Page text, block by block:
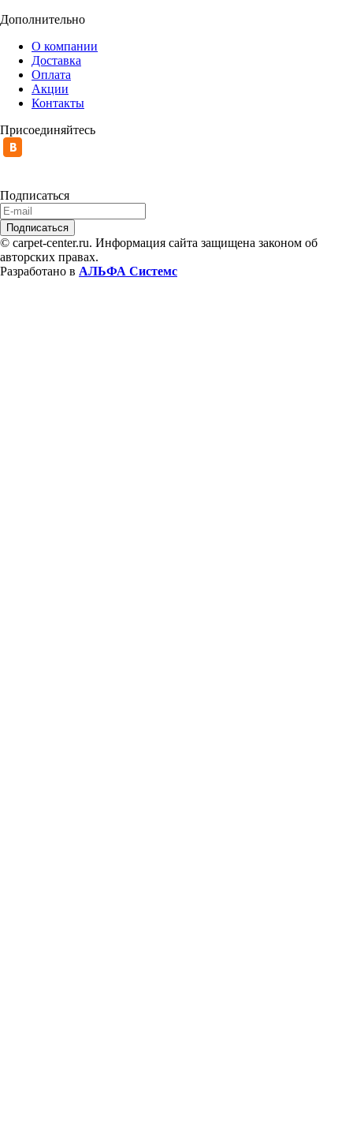
Дополнительно
О компании
Доставка
Оплата
Акции
Контакты
Присоединяйтесь
Подписаться
© carpet-center.ru. Информация сайта защищена законом об
авторских правах.
Разработано в АЛЬФА Системс